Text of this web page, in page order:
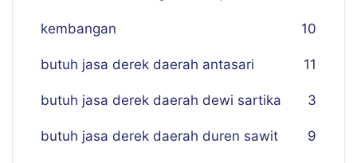
kembangan 10
butuh jasa derek daerah antasari 11
butuh jasa derek daerah dewi sartika 3
butuh jasa derek daerah duren sawit 9